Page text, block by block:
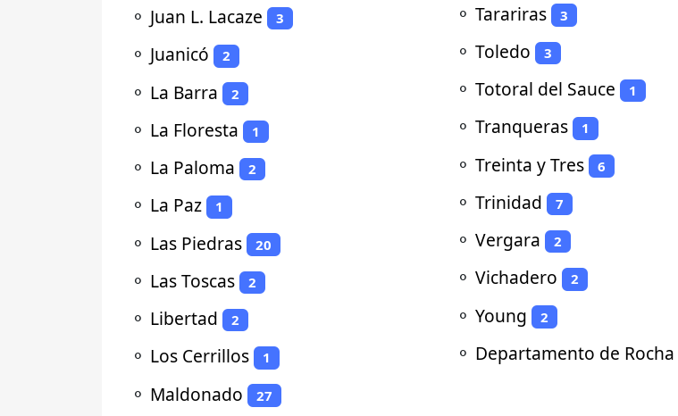
⚬ Juan L. Lacaze 3
⚬ Juanicó 2
⚬ La Barra 2
⚬ La Floresta 1
⚬ La Paloma 2
⚬ La Paz 1
⚬ Las Piedras 20
⚬ Las Toscas 2
⚬ Libertad 2
⚬ Los Cerrillos 1
⚬ Maldonado 27
⚬ Tarariras 3
⚬ Toledo 3
⚬ Totoral del Sauce 1
⚬ Tranqueras 1
⚬ Treinta y Tres 6
⚬ Trinidad 7
⚬ Vergara 2
⚬ Vichadero 2
⚬ Young 2
⚬ Departamento de Rocha